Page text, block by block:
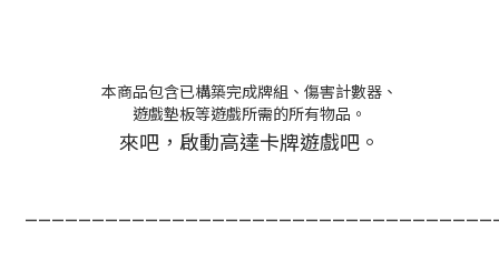
本商品包含已構築完成牌組、傷害計數器、
遊戲墊板等遊戲所需的所有物品。
來吧，啟動高達卡牌遊戲吧。